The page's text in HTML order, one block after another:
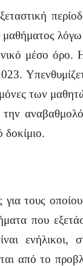
μέσο
των
δοκίμιο.
για τους
που
από το